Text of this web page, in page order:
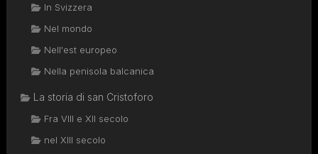
In Svizzera
Nel mondo
Nell'est europeo
Nella penisola balcanica
La storia di san Cristoforo
Fra VIII e XII secolo
nel XIII secolo